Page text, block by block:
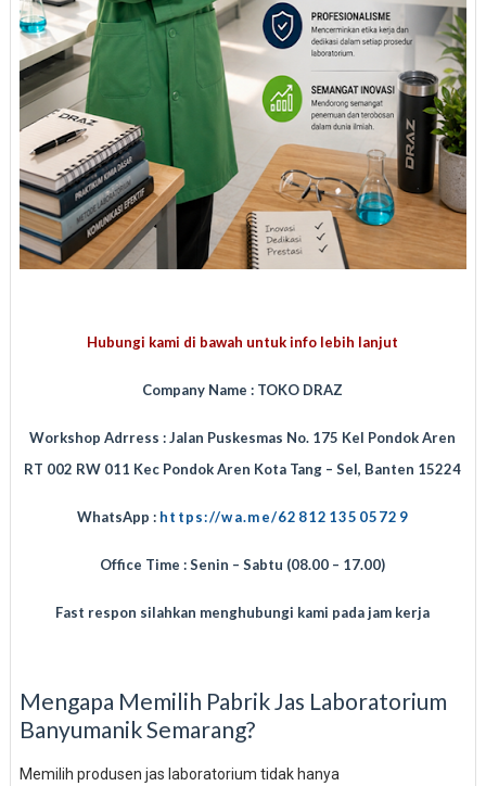
Hubungi kami di bawah untuk info lebih lanjut
Company Name : TOKO DRAZ
Workshop Adrress : Jalan Puskesmas No. 175 Kel Pondok Aren
RT 002 RW 011 Kec Pondok Aren Kota Tang – Sel, Banten 15224
WhatsApp : https://wa.me/6281213505729
Office Time : Senin – Sabtu (08.00 – 17.00)
Fast respon silahkan menghubungi kami pada jam kerja
Mengapa Memilih Pabrik Jas Laboratorium
Banyumanik Semarang?
Memilih produsen jas laboratorium tidak hanya